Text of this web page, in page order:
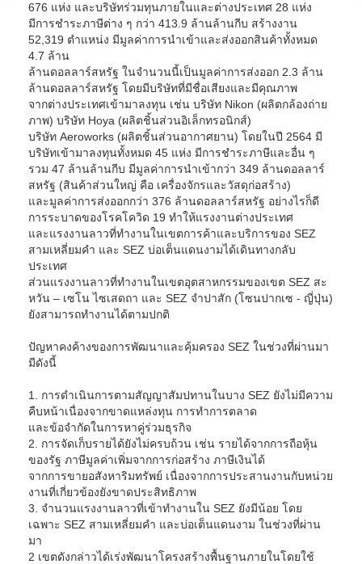
676 แห่ง และบริษัทร่วมทุนภายในและต่างประเทศ 28 แห่ง
มีการชำระภาษีต่าง ๆ กว่า 413.9 ล้านล้านกีบ สร้างงาน
52,319 ตำแหน่ง มีมูลค่าการนำเข้าและส่งออกสินค้าทั้งหมด
4.7 ล้าน
ล้านดอลลาร์สหรัฐ ในจำนวนนี้เป็นมูลค่าการส่งออก 2.3 ล้าน
ล้านดอลลาร์สหรัฐ โดยมีบริษัทที่มีชื่อเสียงและมีคุณภาพ
จากต่างประเทศเข้ามาลงทุน เช่น บริษัท Nikon (ผลิตกล้องถ่าย
ภาพ) บริษัท Hoya (ผลิตชิ้นส่วนอิเล็กทรอนิกส์)
บริษัท Aeroworks (ผลิตชิ้นส่วนอากาศยาน) โดยในปี 2564 มี
บริษัทเข้ามาลงทุนทั้งหมด 45 แห่ง มีการชำระภาษีและอื่น ๆ
รวม 47 ล้านล้านกีบ มีมูลค่าการนำเข้ากว่า 349 ล้านดอลลาร์
สหรัฐ (สินค้าส่วนใหญ่ คือ เครื่องจักรและวัสดุก่อสร้าง)
และมูลค่าการส่งออกกว่า 376 ล้านดอลลาร์สหรัฐ อย่างไรก็ดี
การระบาดของโรคโควิด 19 ทำให้แรงงานต่างประเทศ
และแรงงานลาวที่ทำงานในเขตการค้าและบริการของ SEZ
สามเหลี่ยมคำ และ SEZ บ่อเต็นแดนงามได้เดินทางกลับ
ประเทศ
ส่วนแรงงานลาวที่ทำงานในเขตอุตสาหกรรมของเขต SEZ สะ
หวัน – เซโน ไซเสดถา และ SEZ จำปาสัก (โซนปากเซ - ญี่ปุ่น)
ยังสามารถทำงานได้ตามปกติ
ปัญหาคงค้างของการพัฒนาและคุ้มครอง SEZ ในช่วงที่ผ่านมา
มีดังนี้
1. การดำเนินการตามสัญญาสัมปทานในบาง SEZ ยังไม่มีความ
คืบหน้าเนื่องจากขาดแหล่งทุน การทำการตลาด
และข้อจำกัดในการหาคู่ร่วมธุรกิจ
2. การจัดเก็บรายได้ยังไม่ครบถ้วน เช่น รายได้จากการถือหุ้น
ของรัฐ ภาษีมูลค่าเพิ่มจากการก่อสร้าง ภาษีเงินได้
จากการขายอสังหาริมทรัพย์ เนื่องจากการประสานงานกับหน่วย
งานที่เกี่ยวข้องยังขาดประสิทธิภาพ
3. จำนวนแรงงานลาวที่เข้าทำงานใน SEZ ยังมีน้อย โดย
เฉพาะ SEZ สามเหลี่ยมคำ และบ่อเต็นแดนงาม ในช่วงที่ผ่าน
มา
2 เขตดังกล่าวได้เร่งพัฒนาโครงสร้างพื้นฐานภายในโดยใช้